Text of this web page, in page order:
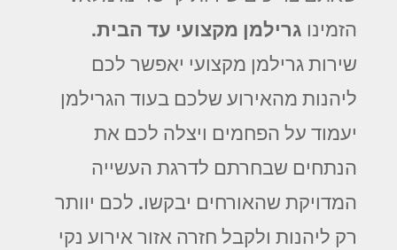
הזמינו גרילמן מקצועי עד הבית.
שירות גרילמן מקצועי יאפשר לכם
ליהנות מהאירוע שלכם בעוד הגרילמן
יעמוד על הפחמים ויצלה לכם את
הנתחים שבחרתם לדרגת העשייה
המדויקת שהאורחים יבקשו. לכם יוותר
רק ליהנות ולקבל חזרה אזור אירוע נקי